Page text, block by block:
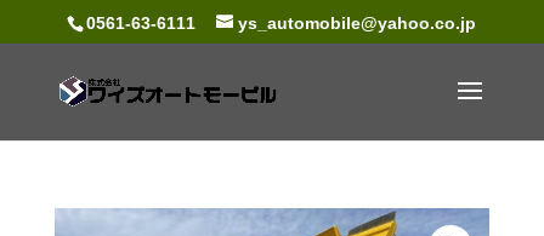
0561-63-6111 ys_automobile@yahoo.co.jp